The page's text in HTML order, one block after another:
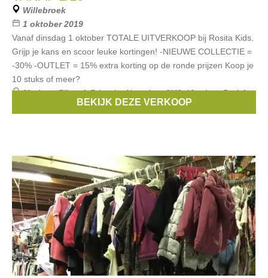
Willebroek
1 oktober 2019
Vanaf dinsdag 1 oktober TOTALE UITVERKOOP bij Rosita Kids.
Grijp je kans en scoor leuke kortingen! -NIEUWE COLLECTIE =
-30% -OUTLET = 15% extra korting op de ronde prijzen Koop je
10 stuks of meer?
Merken:Filou & Friends,Noppies,CKS,Vingino,Red &
BEKIJK DEZE VERKOOP